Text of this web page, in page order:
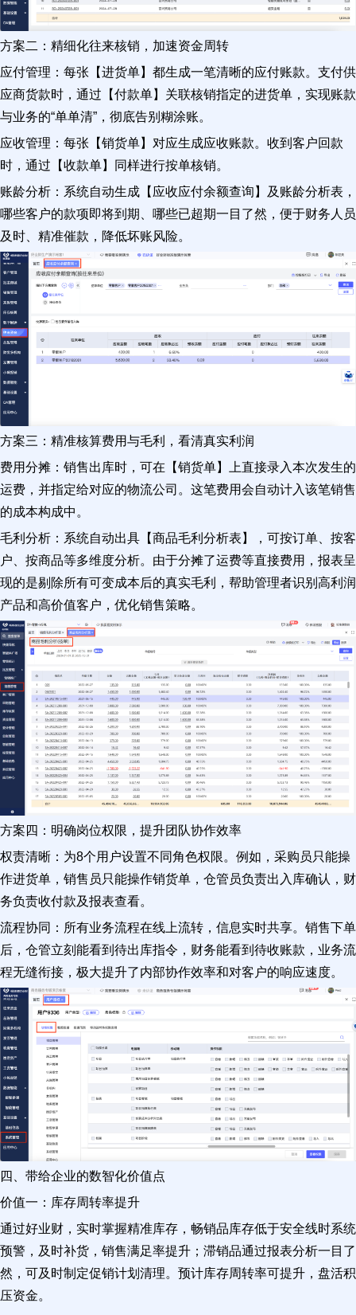
方案二：精细化往来核销，加速资金周转
应付管理：每张【进货单】都生成一笔清晰的应付账款。支付供
应商货款时，通过【付款单】关联核销指定的进货单，实现账款
与业务的“单单清”，彻底告别糊涂账。
应收管理：每张【销货单】对应生成应收账款。收到客户回款
时，通过【收款单】同样进行按单核销。
账龄分析：系统自动生成【应收应付余额查询】及账龄分析表，
哪些客户的款项即将到期、哪些已超期一目了然，便于财务人员
及时、精准催款，降低坏账风险。
方案三：精准核算费用与毛利，看清真实利润
费用分摊：销售出库时，可在【销货单】上直接录入本次发生的
运费，并指定给对应的物流公司。这笔费用会自动计入该笔销售
的成本构成中。
毛利分析：系统自动出具【商品毛利分析表】，可按订单、按客
户、按商品等多维度分析。由于分摊了运费等直接费用，报表呈
现的是剔除所有可变成本后的真实毛利，帮助管理者识别高利润
产品和高价值客户，优化销售策略。
方案四：明确岗位权限，提升团队协作效率
权责清晰：为8个用户设置不同角色权限。例如，采购员只能操
作进货单，销售员只能操作销货单，仓管员负责出入库确认，财
务负责收付款及报表查看。
流程协同：所有业务流程在线上流转，信息实时共享。销售下单
后，仓管立刻能看到待出库指令，财务能看到待收账款，业务流
程无缝衔接，极大提升了内部协作效率和对客户的响应速度。
四、带给企业的数智化价值点
价值一：库存周转率提升
通过好业财，实时掌握精准库存，畅销品库存低于安全线时系统
预警，及时补货，销售满足率提升；滞销品通过报表分析一目了
然，可及时制定促销计划清理。预计库存周转率可提升，盘活积
压资金。